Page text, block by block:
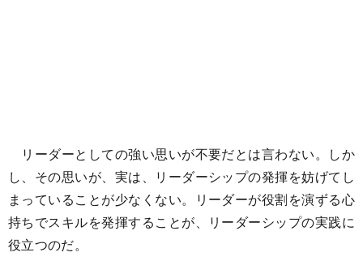
リーダーとしての強い思いが不要だとは言わない。しか
し、その思いが、実は、リーダーシップの発揮を妨げてし
まっていることが少なくない。リーダーが役割を演ずる心
持ちでスキルを発揮することが、リーダーシップの実践に
役立つのだ。